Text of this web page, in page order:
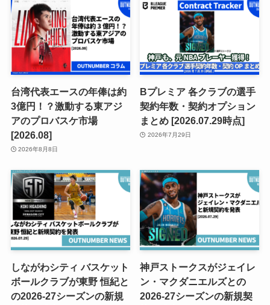
台湾代表エースの年俸は約
3億円！？激動する東アジ
アのプロバスケ市場
[2026.08]
2026年8月8日
Bプレミア 各クラブの選手
契約年数・契約オプション
まとめ [2026.07.29時点]
2026年7月29日
しながわシティ バスケット
ボールクラブが東野 恒紀と
の2026-27シーズンの新規
神戸ストークスがジェイレ
ン・マクダニエルズとの
2026-27シーズンの新規契